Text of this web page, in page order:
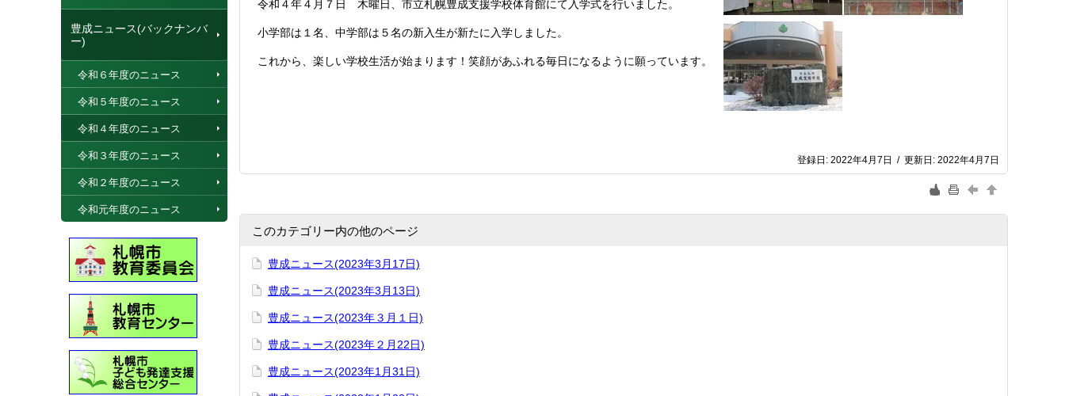
豊成ニュース(バックナンバ
ー)
令和６年度のニュース
令和５年度のニュース
令和４年度のニュース
令和３年度のニュース
令和２年度のニュース
令和元年度のニュース
令和４年４月７日 木曜日、市立札幌豊成支援学校体育館にて入学式を行いました。
小学部は１名、中学部は５名の新入生が新たに入学しました。
これから、楽しい学校生活が始まります！笑顔があふれる毎日になるように願っています。
登録日: 2022年4月7日 / 更新日: 2022年4月7日
このカテゴリー内の他のページ
豊成ニュース(2023年3月17日)
豊成ニュース(2023年3月13日)
豊成ニュース(2023年３月１日)
豊成ニュース(2023年２月22日)
豊成ニュース(2023年1月31日)